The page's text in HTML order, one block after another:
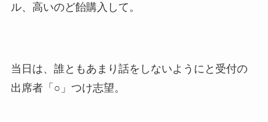
ル、高いのど飴購入して。
当日は、誰ともあまり話をしないようにと受付の
出席者「○」つけ志望。